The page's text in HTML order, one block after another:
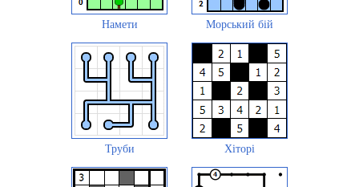
Намети Морський бій
Труби Хіторі